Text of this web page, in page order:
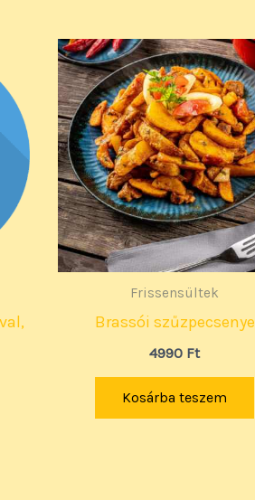
Frissensültek
Brassói szűzpecsenye
4990 Ft
Kosárba teszem